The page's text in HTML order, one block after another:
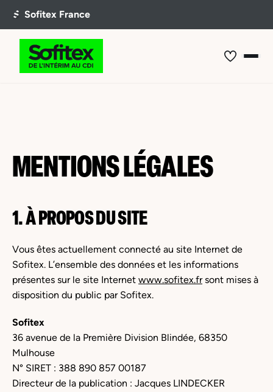
MENTIONS LÉGALES
1. À PROPOS DU SITE
Vous êtes actuellement connecté au site Internet de
Sofitex. L’ensemble des données et les informations
présentes sur le site Internet www.sofitex.frsont mises à
disposition du public par Sofitex.
Sofitex
36 avenue de la Première Division Blindée, 68350
Mulhouse
N° SIRET : 388 890 857 00187
Directeur de la publication : Jacques LINDECKER